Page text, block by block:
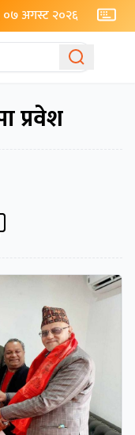
०७ अगस्ट २०२६
प्रवेश